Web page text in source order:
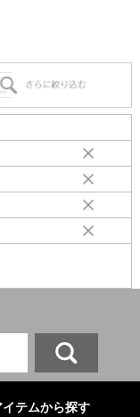
イテムから探す